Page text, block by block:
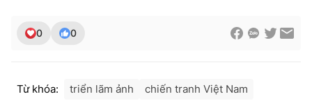
thuận bằng văn bản. Ghi rõ nguồn VTV.vn khi phát hành lại
thông tin từ website này.
0 0
Từ khóa: triển lãm ảnh chiến tranh Việt Nam